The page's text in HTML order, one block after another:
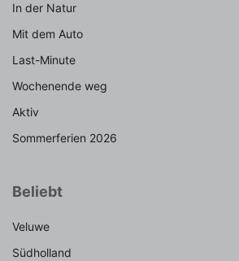
In der Natur
Mit dem Auto
Last-Minute
Wochenende weg
Aktiv
Sommerferien 2026
Beliebt
Veluwe
Südholland